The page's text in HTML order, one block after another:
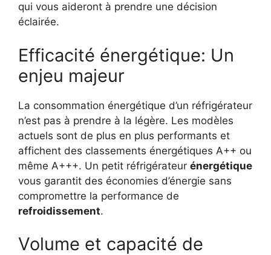
qui vous aideront à prendre une décision
éclairée.
Efficacité énergétique: Un
enjeu majeur
La consommation énergétique d’un réfrigérateur
n’est pas à prendre à la légère. Les modèles
actuels sont de plus en plus performants et
affichent des classements énergétiques A++ ou
même A+++. Un petit réfrigérateur énergétique
vous garantit des économies d’énergie sans
compromettre la performance de
refroidissement.
Volume et capacité de